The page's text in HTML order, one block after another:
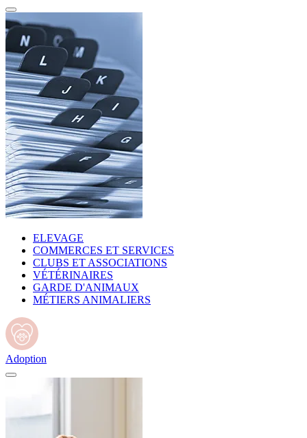
ELEVAGE
COMMERCES ET SERVICES
CLUBS ET ASSOCIATIONS
VÉTÉRINAIRES
GARDE D'ANIMAUX
MÉTIERS ANIMALIERS
Adoption